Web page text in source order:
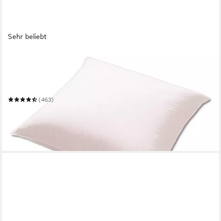
Sehr beliebt
(463)
-60%
in 4-5 Werktagen bei dir